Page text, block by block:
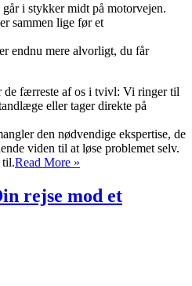
i stykker midt på motorvejen.
sammen lige før et
endnu mere alvorligt, du får
de færreste af os i tvivl: Vi ringer til
eller tager direkte på
den nødvendige ekspertise, de
viden til at løse problemet selv.
til.Read More »
frihed:
Terapi
rejse mod et